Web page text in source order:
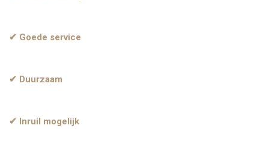
✔ Goede service
✔ Duurzaam
✔ Inruil mogelijk